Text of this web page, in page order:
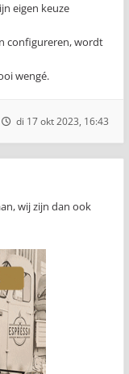
eigen keuze
configureren, wordt
wengé.
di 17 okt 2023, 16:43
wij zijn dan ook